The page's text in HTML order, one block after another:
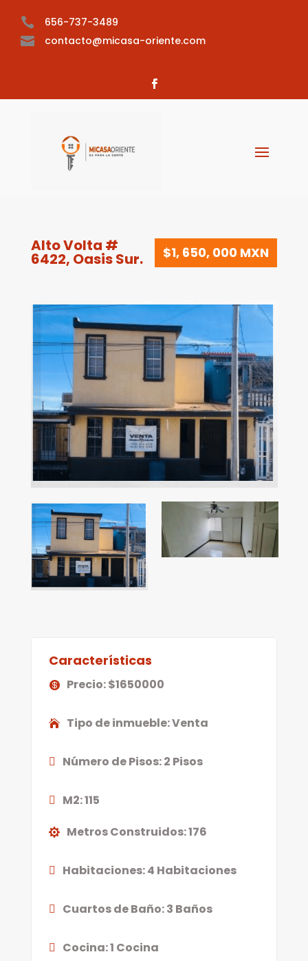

656-737-3489

contacto@micasa-oriente.com
Alto Volta #
6422, Oasis Sur. $1, 650, 000 MXN
Características
Precio:$1650000
Tipo de inmueble:Venta
Número de Pisos:2 Pisos
M2:115
Metros Construidos:176
Habitaciones:4 Habitaciones
Cuartos de Baño:3 Baños
Cocina:1 Cocina